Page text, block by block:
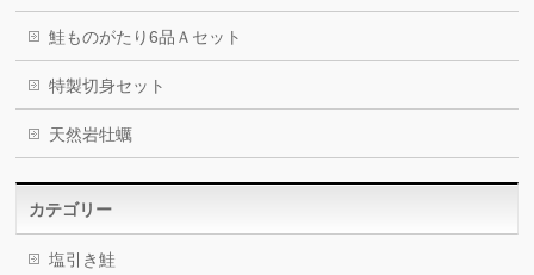
鮭ものがたり6品Ａセット
特製切身セット
天然岩牡蠣
カテゴリー
塩引き鮭